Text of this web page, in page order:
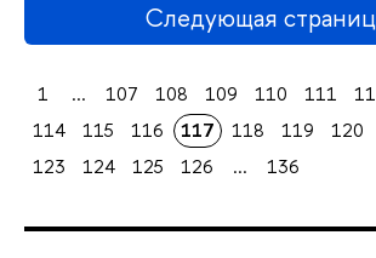
Следующая
1 ... 107 108 109 110 111
114
115 116 117 118 119 120
123
124 125 126 ... 136